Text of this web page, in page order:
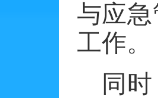
与应
工作。
同